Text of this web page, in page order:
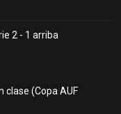
2 - 1 arriba
clase (Copa AUF